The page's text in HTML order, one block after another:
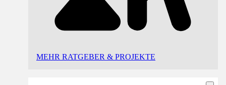
MEHR RATGEBER & PROJEKTE